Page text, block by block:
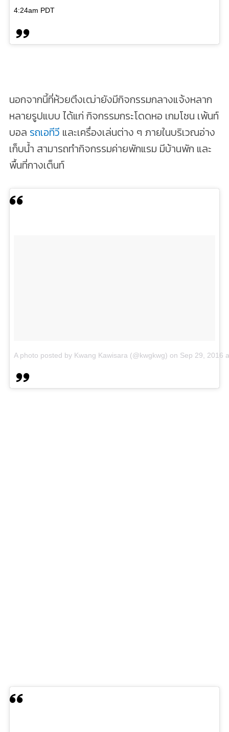
4:24am PDT
นอกจากนี้ที่ห้วยตึงเฒ่ายังมีกิจกรรมกลางแจ้งหลาก
หลายรูปแบบ ได้แก่ กิจกรรมกระโดดหอ เกมโซน เพ้นท์
บอล รถเอทีวี และเครื่องเล่นต่าง ๆ ภายในบริเวณอ่าง
เก็บน้ำ สามารถทำกิจกรรมค่ายพักแรม มีบ้านพัก และ
พื้นที่กางเต็นท์
A photo posted by Kwang Kawisara (@kwgkwg) on Sep 29, 2016